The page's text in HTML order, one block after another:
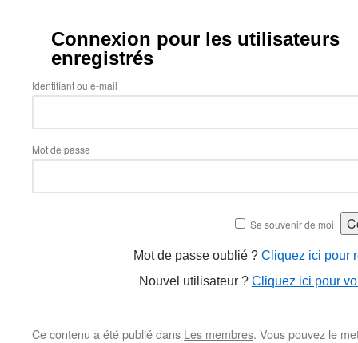
Connexion pour les utilisateurs
enregistrés
Identifiant ou e-mail
Mot de passe
Se souvenir de moi
Mot de passe oublié ? Cliquez ici pour
Nouvel utilisateur ? Cliquez ici pour
Ce contenu a été publié dans Les membres. Vous pouvez le